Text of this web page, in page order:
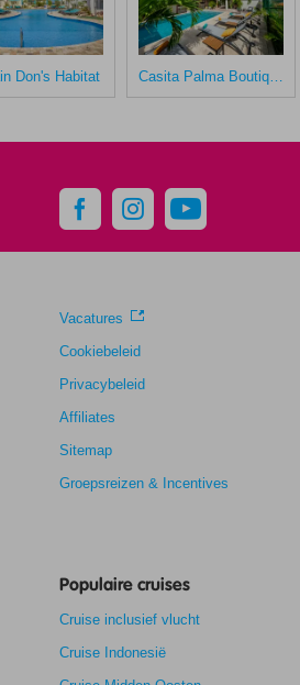
Don's Habitat Casita Palma Boutique Resort
Vacatures
Cookiebeleid
Privacybeleid
Affiliates
Sitemap
Groepsreizen & Incentives
Populaire cruises
Cruise inclusief vlucht
Cruise Indonesië